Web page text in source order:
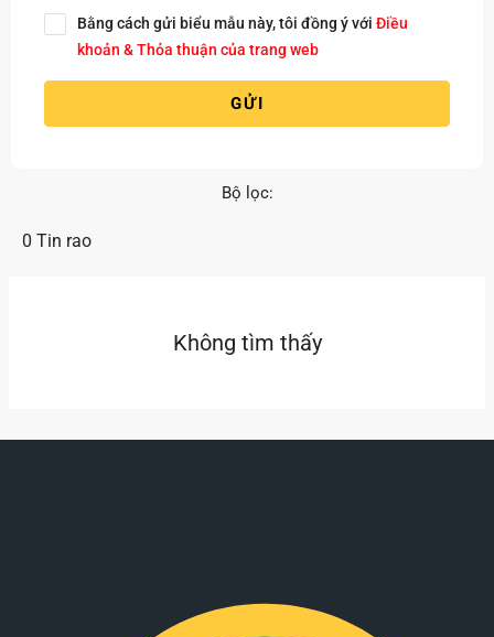
Bằng cách gửi biểu mẫu này, tôi đồng ý với Điều
khoản & Thỏa thuận của trang web
GỬI
0 Tin rao
Bộ lọc:
Không tìm thấy